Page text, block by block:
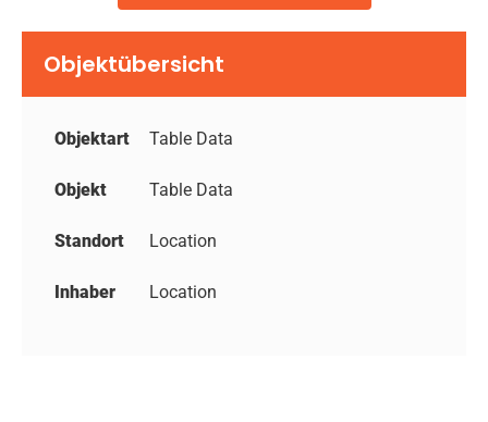
Objektübersicht
Objektart
Objekt
Standort
Inhaber
Table Data
Table Data
Location
Location